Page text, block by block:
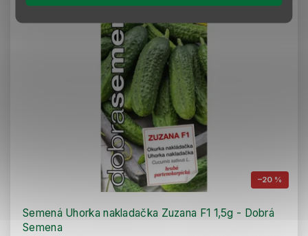
–20 %
Semená Uhorka nakladačka Zuzana F1 1,5g - Dobrá
Semena